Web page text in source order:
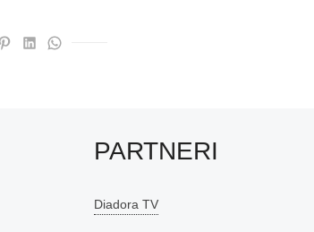
PARTNERI
Diadora TV